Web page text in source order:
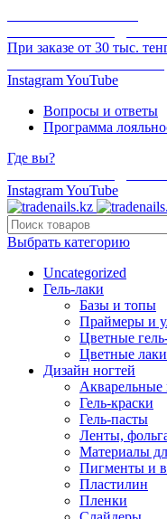
При заказе от 30 тыс.
InstagramYouTube
Вопросы и ответы
Программа
Где вы?
InstagramYouTube
Выбрать категорию
Uncategorized
Гель-лаки
Базы и топы
Праймеры и
Цветные
Цветные лаки
Дизайн ногтей
Акварельные
Гель-краски
Гель-пасты
Ленты,
Материалы
Пигменты и
Пластилин
Пленки